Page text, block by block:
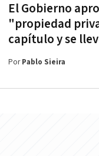
El Gobierno
"propiedad
capítulo y se
PorPablo Sieira